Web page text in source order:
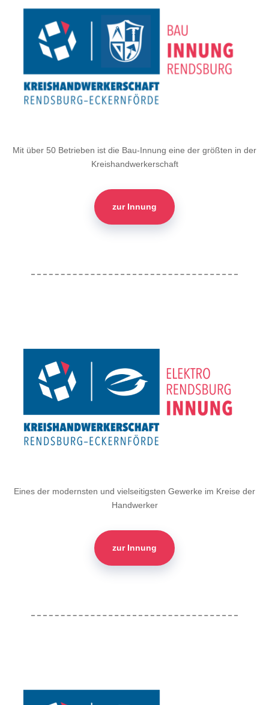
Mit über 50 Betrieben ist die Bau-Innung eine der größten in der
Kreishandwerkerschaft
zur Innung
Eines der modernsten und vielseitigsten Gewerke im Kreise der
Handwerker
zur Innung